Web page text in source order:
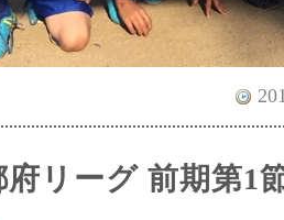
府リーグ 前期第1